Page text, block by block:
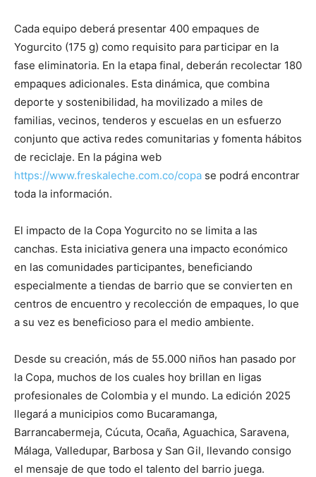
Cada equipo deberá presentar 400 empaques de
Yogurcito (175 g) como requisito para participar en la
fase eliminatoria. En la etapa final, deberán recolectar 180
empaques adicionales. Esta dinámica, que combina
deporte y sostenibilidad, ha movilizado a miles de
familias, vecinos, tenderos y escuelas en un esfuerzo
conjunto que activa redes comunitarias y fomenta hábitos
de reciclaje. En la página web
https://www.freskaleche.com.co/copa se podrá encontrar
toda la información.
El impacto de la Copa Yogurcito no se limita a las
canchas. Esta iniciativa genera una impacto económico
en las comunidades participantes, beneficiando
especialmente a tiendas de barrio que se convierten en
centros de encuentro y recolección de empaques, lo que
a su vez es beneficioso para el medio ambiente.
Desde su creación, más de 55.000 niños han pasado por
la Copa, muchos de los cuales hoy brillan en ligas
profesionales de Colombia y el mundo. La edición 2025
llegará a municipios como Bucaramanga,
Barrancabermeja, Cúcuta, Ocaña, Aguachica, Saravena,
Málaga, Valledupar, Barbosa y San Gil, llevando consigo
el mensaje de que todo el talento del barrio juega.